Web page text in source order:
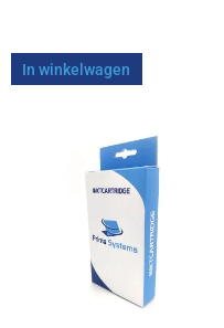
In winkelwagen